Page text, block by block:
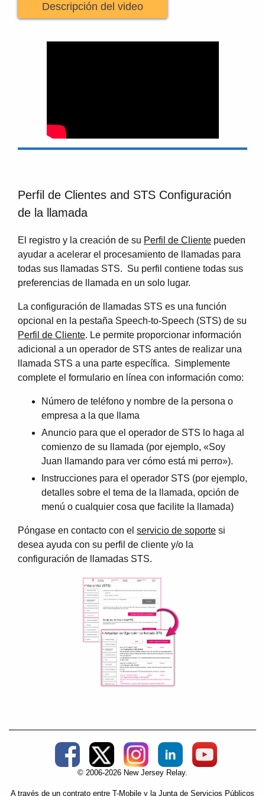
Descripción del video
Perfil de Clientes and STS Configuración
de la llamada
El registro y la creación de su Perfil de Cliente pueden
ayudar a acelerar el procesamiento de llamadas para
todas sus llamadas STS. Su perfil contiene todas sus
preferencias de llamada en un solo lugar.
La configuración de llamadas STS es una función
opcional en la pestaña Speech-to-Speech (STS) de su
Perfil de Cliente. Le permite proporcionar información
adicional a un operador de STS antes de realizar una
llamada STS a una parte específica. Simplemente
complete el formulario en línea con información como:
Número de teléfono y nombre de la persona o
empresa a la que llama
Anuncio para que el operador de STS lo haga al
comienzo de su llamada (por ejemplo, «Soy
Juan llamando para ver cómo está mi perro»).
Instrucciones para el operador STS (por ejemplo,
detalles sobre el tema de la llamada, opción de
menú o cualquier cosa que facilite la llamada)
Póngase en contacto con el servicio de soporte si
desea ayuda con su perfil de cliente y/o la
configuración de llamadas STS.
Social Media External Links
© 2006-2026 New Jersey Relay.
A través de un contrato entre T-Mobile y la Junta de Servicios Públicos